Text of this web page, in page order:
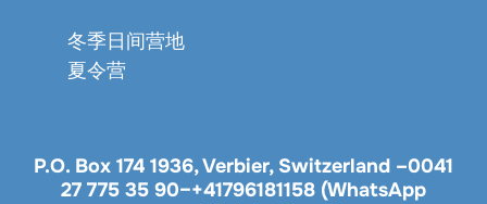
冬季日间营地
夏令营
P.O. Box 174 1936, Verbier, Switzerland –0041
27 775 35 90–+41796181158 (WhatsApp